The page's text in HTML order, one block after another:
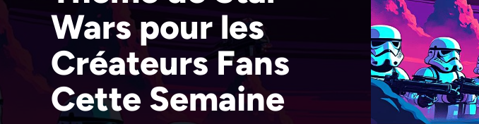
Wars pour les
Créateurs Fans
Cette Semaine